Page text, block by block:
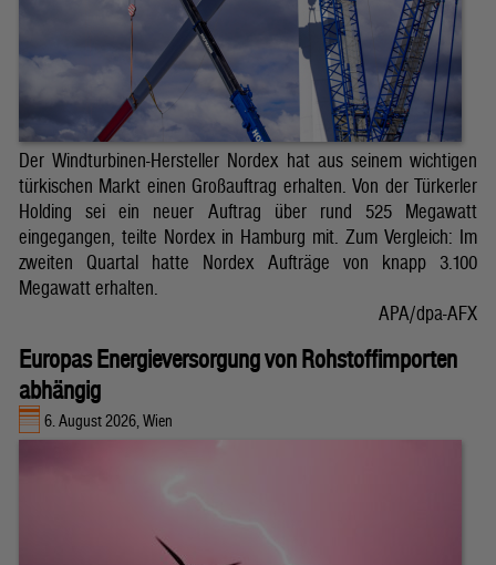
Der Windturbinen-Hersteller Nordex hat aus seinem wichtigen
türkischen Markt einen Großauftrag erhalten. Von der Türkerler
Holding sei ein neuer Auftrag über rund 525 Megawatt
eingegangen, teilte Nordex in Hamburg mit. Zum Vergleich: Im
zweiten Quartal hatte Nordex Aufträge von knapp 3.100
Megawatt erhalten.
APA/dpa-AFX
Europas Energieversorgung von Rohstoffimporten
abhängig
6. August 2026, Wien